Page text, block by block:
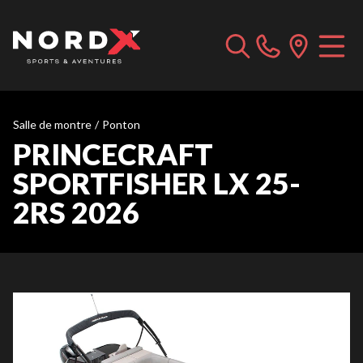
Salle de montre / Ponton
PRINCECRAFT
SPORTFISHER LX 25-
2RS 2026